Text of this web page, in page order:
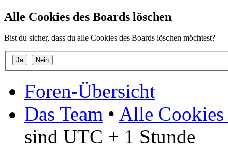
Alle Cookies des Boards löschen
Bist du sicher, dass du alle Cookies des Boards löschen möchtest?
Foren-Übersicht
Das Team • Alle Cookies
sind UTC + 1 Stunde